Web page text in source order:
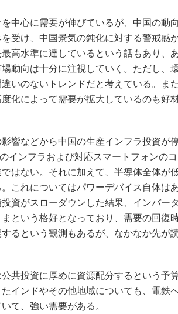
中心に需要が伸びているが、中国の動
受け、中国景気の鈍化に対する警戒感
高水準に達しているという話もあり、
動向は十分に注視していく。ただし、
いのないトレンドだと考えている。ま
化によって需要が拡大しているのも好
響などから中国の生産インフラ投資が
インフラおよび対応スマートフォンの
はない。それに加えて、半導体全体が
これについてはパワーデバイス自体は
資がスローダウンした結果、インバー
という格好となっており、需要の回復
るという観測もあるが、なかなか先が
共投資に厚めに資源配分するという予
インドやその他地域についても、電鉄
て、強い需要がある。